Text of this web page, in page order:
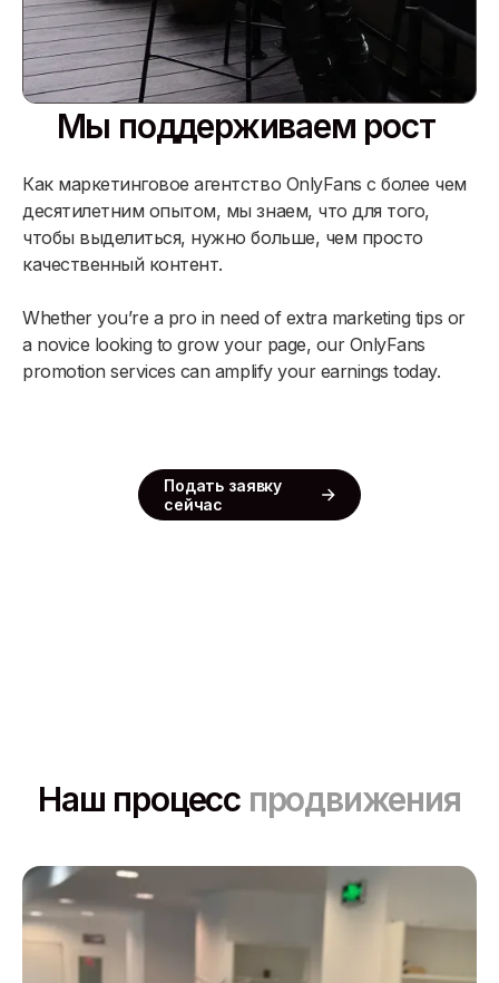
Мы поддерживаем рост
Как маркетинговое агентство OnlyFans с более чем
десятилетним опытом, мы знаем, что для того,
чтобы выделиться, нужно больше, чем просто
качественный контент.
Whether you’re a pro in need of extra marketing tips or
a novice looking to grow your page, our OnlyFans
promotion services can amplify your earnings today.
Подать заявку
сейчас
Наш процесс продвижения